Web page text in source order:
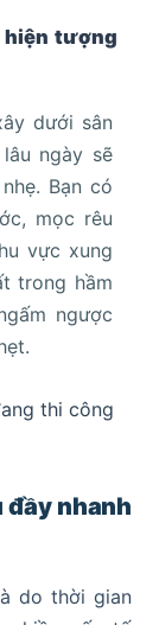
hiện tượng
dưới sân
ngày sẽ
Bạn có
mọc rêu
vực xung
trong hầm
ngược
thi công
đầy nhanh
do thời gian